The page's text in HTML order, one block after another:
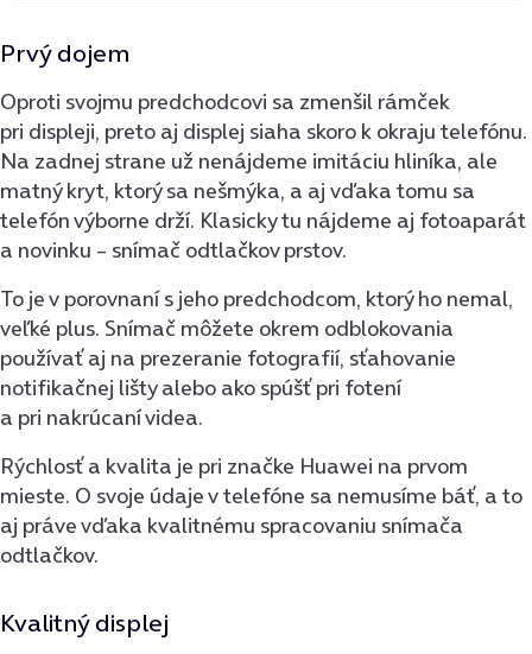
Prvý dojem
Oproti svojmu predchodcovi sa zmenšil rámček
pri displeji, preto aj displej siaha skoro k okraju telefónu.
Na zadnej strane už nenájdeme imitáciu hliníka, ale
matný kryt, ktorý sa nešmýka, a aj vďaka tomu sa
telefón výborne drží. Klasicky tu nájdeme aj fotoaparát
a novinku – snímač odtlačkov prstov.
To je v porovnaní s jeho predchodcom, ktorý ho nemal,
veľké plus. Snímač môžete okrem odblokovania
používať aj na prezeranie fotografií, sťahovanie
notifikačnej lišty alebo ako spúšť pri fotení
a pri nakrúcaní videa.
Rýchlosť a kvalita je pri značke Huawei na prvom
mieste. O svoje údaje v telefóne sa nemusíme báť, a to
aj práve vďaka kvalitnému spracovaniu snímača
odtlačkov.
Kvalitný displej